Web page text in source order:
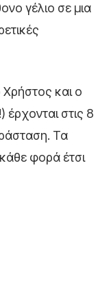
γέλιο σε μια
και ο
στις 8
Τα
φορά έτσι